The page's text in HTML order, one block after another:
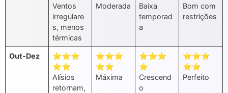
Ventos
irregulare
s, menos
térmicas
Moderada
Baixa
temporad
a
Bom com
restrições
Out-Dez
⭐⭐⭐
⭐⭐
Alísios
retornam,
⭐⭐⭐
⭐⭐
Máxima
⭐⭐⭐
⭐
Crescend
o
⭐⭐⭐
⭐⭐
Perfeito